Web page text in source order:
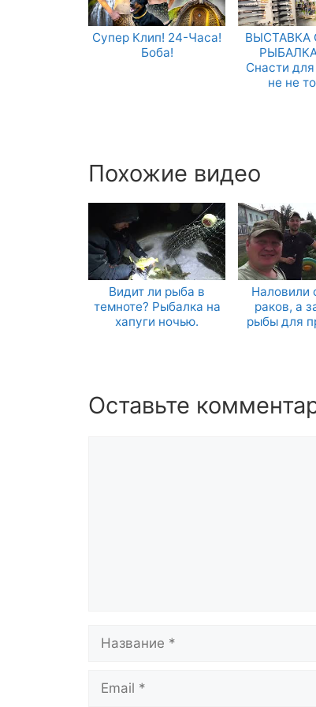
Супер Клип! 24-Часа!
Боба!
ВЫСТАВКА
Снасти
не не
Похожие видео
Видит ли рыба в
темноте? Рыбалка на
хапуги ночью.
Наловили
раков, а
рыбы для
Оставьте
Название
Email